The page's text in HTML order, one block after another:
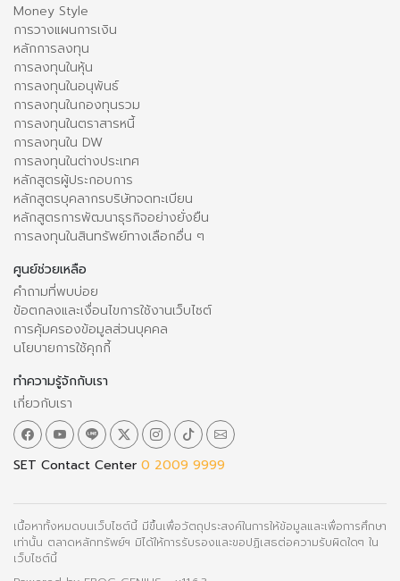
Money Style
การวางแผนการเงิน
หลักการลงทุน
การลงทุนในหุ้น
การลงทุนในอนุพันธ์
การลงทุนในกองทุนรวม
การลงทุนในตราสารหนี้
การลงทุนใน DW
การลงทุนในต่างประเทศ
หลักสูตรผู้ประกอบการ
หลักสูตรบุคลากรบริษัทจดทะเบียน
หลักสูตรการพัฒนาธุรกิจอย่างยั่งยืน
การลงทุนในสินทรัพย์ทางเลือกอื่น ๆ
ศูนย์ช่วยเหลือ
คำถามที่พบบ่อย
ข้อตกลงและเงื่อนไขการใช้งานเว็บไซต์
การคุ้มครองข้อมูลส่วนบุคคล
นโยบายการใช้คุกกี้
ทำความรู้จักกับเรา
เกี่ยวกับเรา
SET Contact Center 0 2009 9999
เนื้อหาทั้งหมดบนเว็บไซต์นี้ มีขึ้นเพื่อวัตถุประสงค์ในการให้ข้อมูลและเพื่อการศึกษา
เท่านั้น ตลาดหลักทรัพย์ฯ มิได้ให้การรับรองและขอปฏิเสธต่อความรับผิดใดๆ ใน
เว็บไซต์นี้